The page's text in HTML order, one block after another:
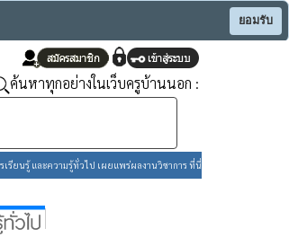
ยอมรับ
ค้นหาทุกอย่างในเว็บครูบ้านนอก :
รียนรู้ และความรู้ทั่วไป เผยแพร่ผลงานวิชาการ ที่นี่